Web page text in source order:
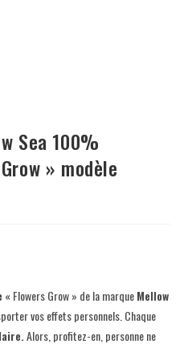
Sea 100%
» modèle
« Flowers Grow» de la marqueMellow
vos effets personnels. Chaque
Alors, profitez-en, personne ne